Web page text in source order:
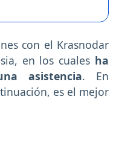
con el Krasnodar
en los cuales ha
asistencia. En
es el mejor